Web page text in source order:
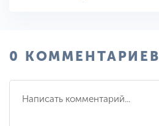
0 КОММЕНТАРИЕВ